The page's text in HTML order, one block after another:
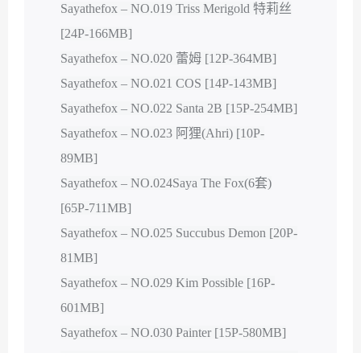
Sayathefox – NO.019 Triss Merigold 特莉丝
[24P-166MB]
Sayathefox – NO.020 蕾姆 [12P-364MB]
Sayathefox – NO.021 COS [14P-143MB]
Sayathefox – NO.022 Santa 2B [15P-254MB]
Sayathefox – NO.023 阿狸(Ahri) [10P-
89MB]
Sayathefox – NO.024Saya The Fox(6套)
[65P-711MB]
Sayathefox – NO.025 Succubus Demon [20P-
81MB]
Sayathefox – NO.029 Kim Possible [16P-
601MB]
Sayathefox – NO.030 Painter [15P-580MB]